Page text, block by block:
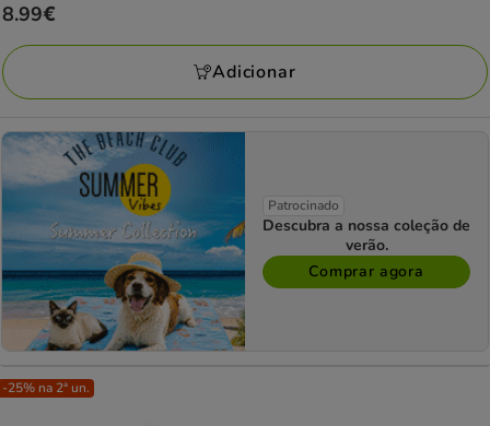
Preço
8.99€
8.99€
Adicionar
Patrocinado
Descubra a nossa coleção de
verão.
Comprar agora
-25% na 2ª un.